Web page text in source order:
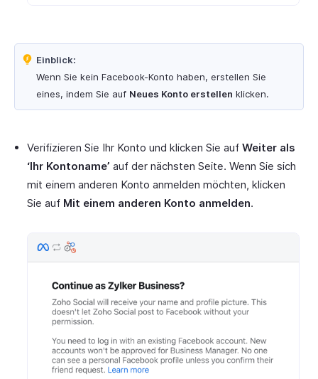
Einblick:
Wenn Sie kein Facebook-Konto haben, erstellen Sie
eines, indem Sie auf Neues Konto erstellen klicken.
Verifizieren Sie Ihr Konto und klicken Sie auf Weiter als
‘Ihr Kontoname’ auf der nächsten Seite. Wenn Sie sich
mit einem anderen Konto anmelden möchten, klicken
Sie auf Mit einem anderen Konto anmelden.